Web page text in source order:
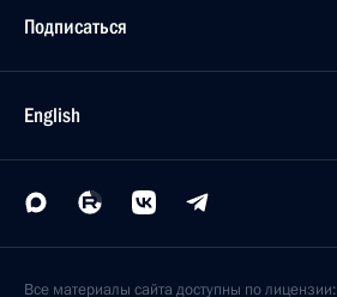
Подписаться
English
Все материалы сайта доступны по лицензии: